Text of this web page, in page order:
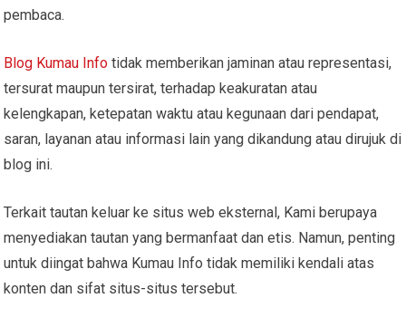
pembaca.
Blog Kumau Info tidak memberikan jaminan atau representasi,
tersurat maupun tersirat, terhadap keakuratan atau
kelengkapan, ketepatan waktu atau kegunaan dari pendapat,
saran, layanan atau informasi lain yang dikandung atau dirujuk di
blog ini.
Terkait tautan keluar ke situs web eksternal, Kami berupaya
menyediakan tautan yang bermanfaat dan etis. Namun, penting
untuk diingat bahwa Kumau Info tidak memiliki kendali atas
konten dan sifat situs-situs tersebut.